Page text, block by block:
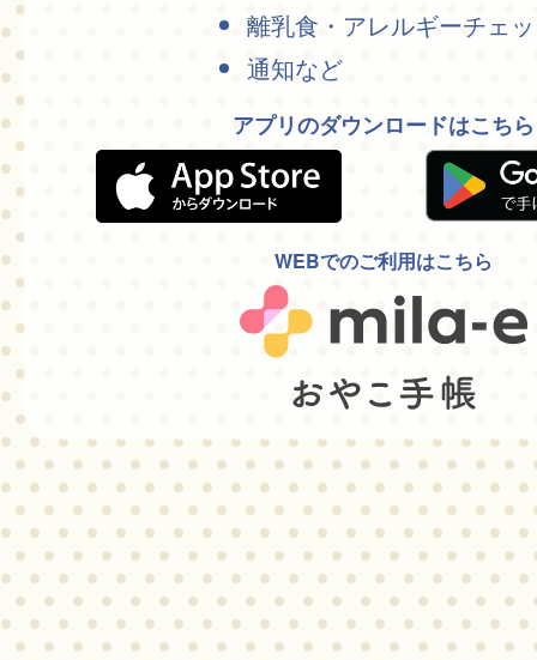
離乳食・アレルギーチェ
通知など
アプリのダウンロードはこちら
WEBでのご利用はこちら